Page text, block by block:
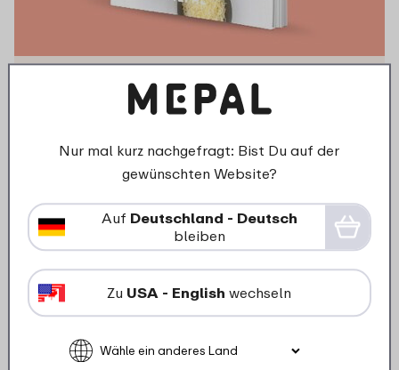
Rezeptbuch Meal Prepping
mit Mepal
In Zusammenarbeit mit Lisa vom Foodblog
FoodLies hat Mepal ein anregendes und
praktisches Rezeptbuch mit 28 gesunden und
schmackhaften Gerichten für mittags und
abends zusammengestellt. Alle Rezepte in "Meal
Prepping mit Mepal" sind lecker, gesund und ganz
schnell zubereitet.
Jetzt bestellen
Nur mal kurz nachgefragt: Bist Du auf der
gewünschten Website?
Auf Deutschland - Deutsch
bleiben
Zu USA - English wechseln